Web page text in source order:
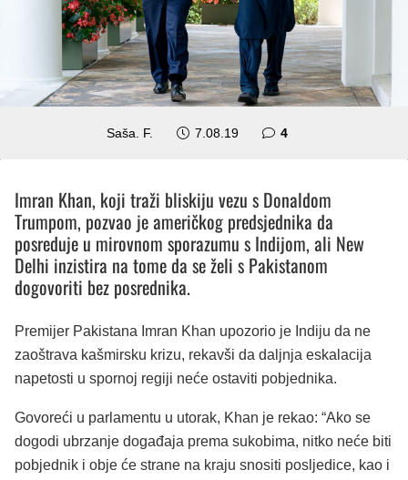
Saša. F. 7.08.19 4komentara
Imran Khan, koji traži bliskiju vezu s Donaldom
Trumpom, pozvao je američkog predsjednika da
posreduje u mirovnom sporazumu s Indijom, ali New
Delhi inzistira na tome da se želi s Pakistanom
dogovoriti bez posrednika.
Premijer Pakistana Imran Khan upozorio je Indiju da ne
zaoštrava kašmirsku krizu, rekavši da daljnja eskalacija
napetosti u spornoj regiji neće ostaviti pobjednika.
Govoreći u parlamentu u utorak, Khan je rekao: “Ako se
dogodi ubrzanje događaja prema sukobima, nitko neće biti
pobjednik i obje će strane na kraju snositi posljedice, kao i